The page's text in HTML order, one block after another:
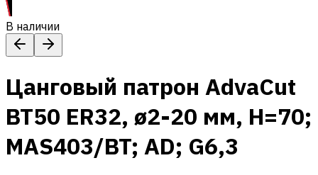
В наличии
Цанговый патрон AdvaCut
BT50 ER32, ø2-20 мм, H=70;
MAS403/BT; AD; G6,3